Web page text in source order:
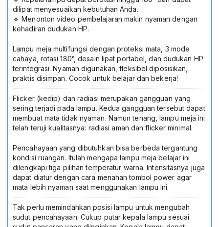
USB
Lampu
Meja
dilipat menyesuaikan kebutuhan Anda.
🔹 Menonton video pembelajaran makin nyaman dengan
kehadiran dudukan HP.
Lampu meja multifungsi dengan proteksi mata, 3 mode
cahaya, rotasi 180°, desain lipat portabel, dan dudukan HP
terintegrasi. Nyaman digunakan, fleksibel diposisikan,
praktis disimpan. Cocok untuk belajar dan bekerja!
Flicker (kedip) dan radiasi merupakan gangguan yang
sering terjadi pada lampu. Kedua gangguan tersebut dapat
membuat mata tidak nyaman. Namun tenang, lampu meja ini
telah teruji kualitasnya: radiasi aman dan flicker minimal.
Pencahayaan yang dibutuhkan bisa berbeda tergantung
kondisi ruangan. Itulah mengapa lampu meja belajar ini
dilengkapi tiga pilihan temperatur warna. Intensitasnya juga
dapat diatur dengan cara menahan tombol power agar
mata lebih nyaman saat menggunakan lampu ini.
Tak perlu memindahkan posisi lampu untuk mengubah
sudut pencahayaan. Cukup putar kepala lampu sesuai